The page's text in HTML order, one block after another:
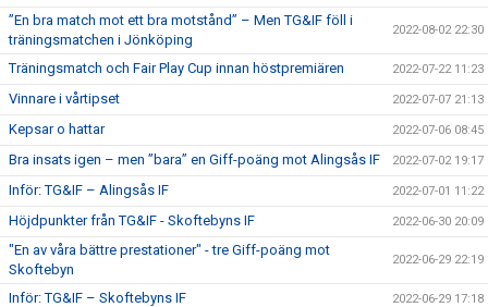
”En bra match mot ett bra motstånd” – Men TG&IF föll i
träningsmatchen i Jönköping
2022-08-02 22:30
Träningsmatch och Fair Play Cup innan höstpremiären 2022-07-22 11:23
Vinnare i vårtipset 2022-07-07 21:13
Kepsar o hattar 2022-07-06 08:45
Bra insats igen – men ”bara” en Giff-poäng mot Alingsås IF 2022-07-02 19:17
Inför: TG&IF – Alingsås IF 2022-07-01 11:22
Höjdpunkter från TG&IF - Skoftebyns IF 2022-06-30 20:09
"En av våra bättre prestationer" - tre Giff-poäng mot
Skoftebyn
2022-06-29 22:19
Inför: TG&IF – Skoftebyns IF 2022-06-29 17:18